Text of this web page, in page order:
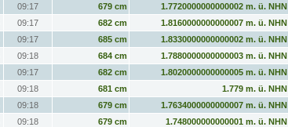
09:17 679 cm
1.7720000000000002 m. ü. NHN
09:17 682 cm
1.8160000000000007 m. ü. NHN
09:17 685 cm
1.8330000000000002 m. ü. NHN
09:18 684 cm
1.7880000000000003 m. ü. NHN
09:17 682 cm
1.8020000000000005 m. ü. NHN
09:18 681 cm
1.779 m. ü. NHN
09:18 679 cm
1.7634000000000007 m. ü. NHN
09:18 679 cm
1.748000000000001 m. ü. NHN